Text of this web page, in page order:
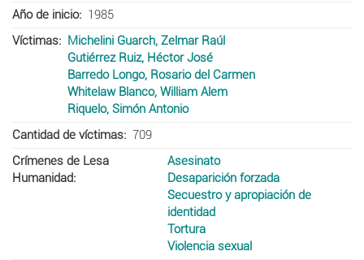
Año de inicio
1985
Víctimas
Michelini Guarch, Zelmar Raúl
Gutiérrez Ruiz, Héctor José
Barredo Longo, Rosario del Carmen
Whitelaw Blanco, William Alem
Riquelo, Simón Antonio
Cantidad de víctimas
709
Crímenes de Lesa
Humanidad
Asesinato
Desaparición forzada
Secuestro y apropiación de
identidad
Tortura
Violencia sexual